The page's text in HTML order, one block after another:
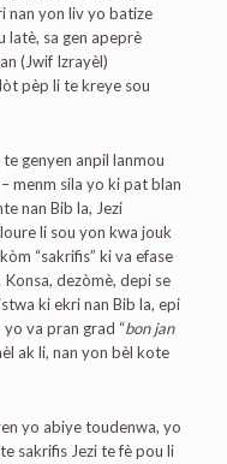
nan yon liv yo batize
latè, sa gen apeprè
(Jwif Izrayèl)
pèp li te kreye sou
genyen anpil lanmou
menm sila yo ki pat blan
nan Bib la, Jezi
li sou yon kwa jouk
“sakrifis” ki va efase
dezòmè, depi se
ki ekri nan Bib la, epi
yo va pran grad “bon jan
ak li, nan yon bèl kote
yo abiye toudenwa, yo
sakrifis Jezi te fè pou li